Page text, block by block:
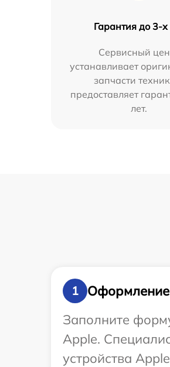
Гарантия до 3-х
Сервисный
устанавливает
запчасти
предоставляет
лет.
1
Оформление
Заполните
Apple.
устройства